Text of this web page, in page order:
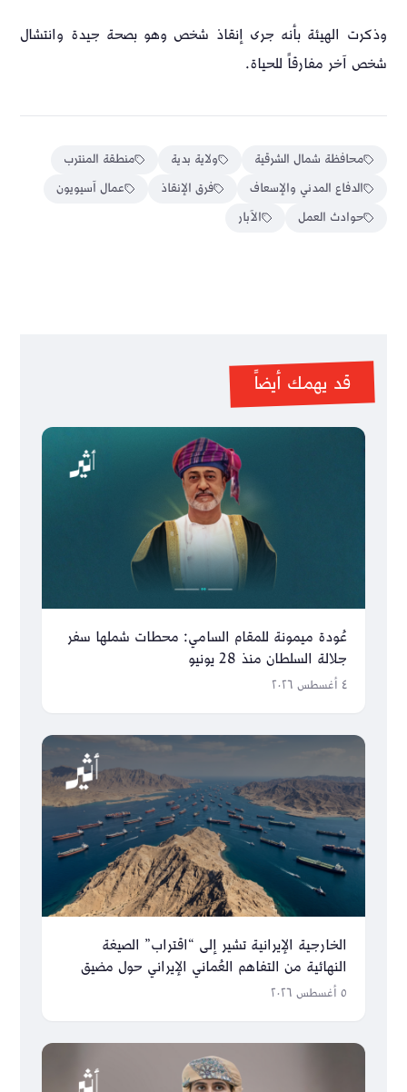
وذكرت الهيئة بأنه جرى إنقاذ شخص وهو بصحة جيدة وانتشال
شخص آخر مفارقاً للحياة.
محافظة شمال الشرقية ولاية بدية
منطقة المنترب
الدفاع المدني والإسعاف
فرق الإنقاذ
عمال آسيويون
حوادث العمل
الآبار
قد يهمك أيضاً
عُودة ميمونة للمقام السامي: محطات شملها سفر
جلالة السلطان منذ 28 يونيو
٤ أغسطس ٢٠٢٦
الخارجية الإيرانية تشير إلى “اقتراب” الصيغة
النهائية من التفاهم العُماني الإيراني حول مضيق
هرمز
٥ أغسطس ٢٠٢٦